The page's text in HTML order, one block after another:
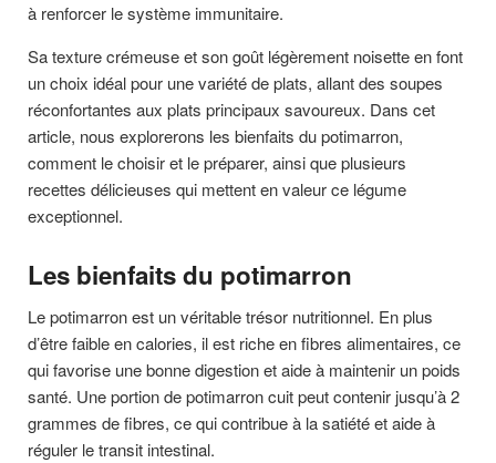
à renforcer le système immunitaire.
Sa texture crémeuse et son goût légèrement noisette en font
un choix idéal pour une variété de plats, allant des soupes
réconfortantes aux plats principaux savoureux. Dans cet
article, nous explorerons les bienfaits du potimarron,
comment le choisir et le préparer, ainsi que plusieurs
recettes délicieuses qui mettent en valeur ce légume
exceptionnel.
Les bienfaits du potimarron
Le potimarron est un véritable trésor nutritionnel. En plus
d’être faible en calories, il est riche en fibres alimentaires, ce
qui favorise une bonne digestion et aide à maintenir un poids
santé. Une portion de potimarron cuit peut contenir jusqu’à 2
grammes de fibres, ce qui contribue à la satiété et aide à
réguler le transit intestinal.